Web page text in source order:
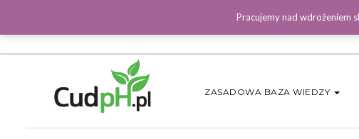
ZASADOWA BAZA WIEDZY
Pracujemy nad wdrożeniem